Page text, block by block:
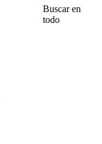
Buscar en
todo